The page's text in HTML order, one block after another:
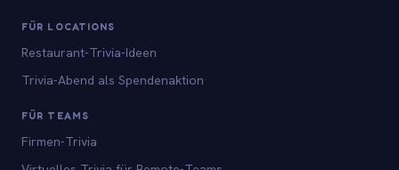
FÜR LOCATIONS
Restaurant-Trivia-Ideen
Trivia-Abend als Spendenaktion
FÜR TEAMS
Firmen-Trivia